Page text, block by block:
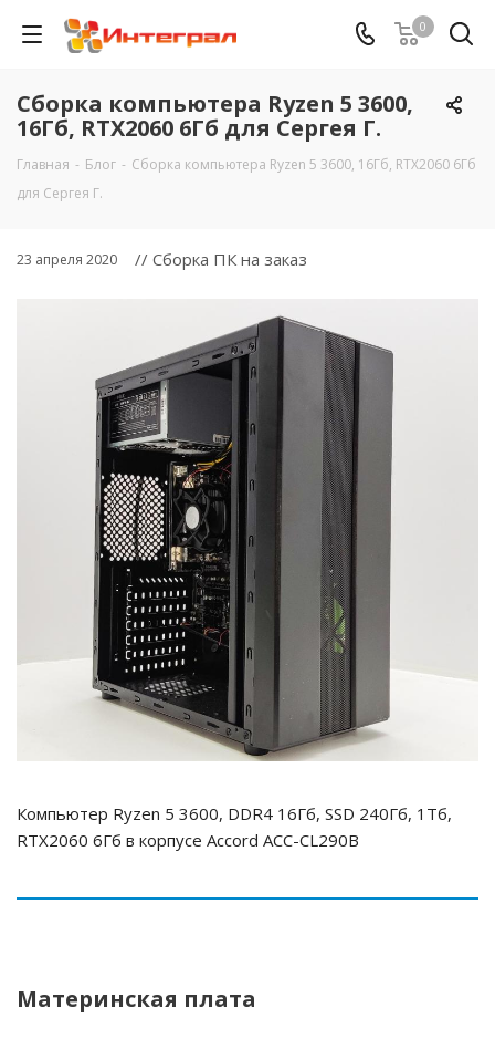
0
Сборка компьютера Ryzen 5 3600,
16Гб, RTX2060 6Гб для Сергея Г.
Главная - Блог - Сборка компьютера Ryzen 5 3600, 16Гб, RTX2060 6Гб
для Сергея Г.
23 апреля 2020 // Сборка ПК на заказ
Компьютер Ryzen 5 3600, DDR4 16Гб, SSD 240Гб, 1Тб,
RTX2060 6Гб в корпусе Accord ACC-CL290B
Материнская плата